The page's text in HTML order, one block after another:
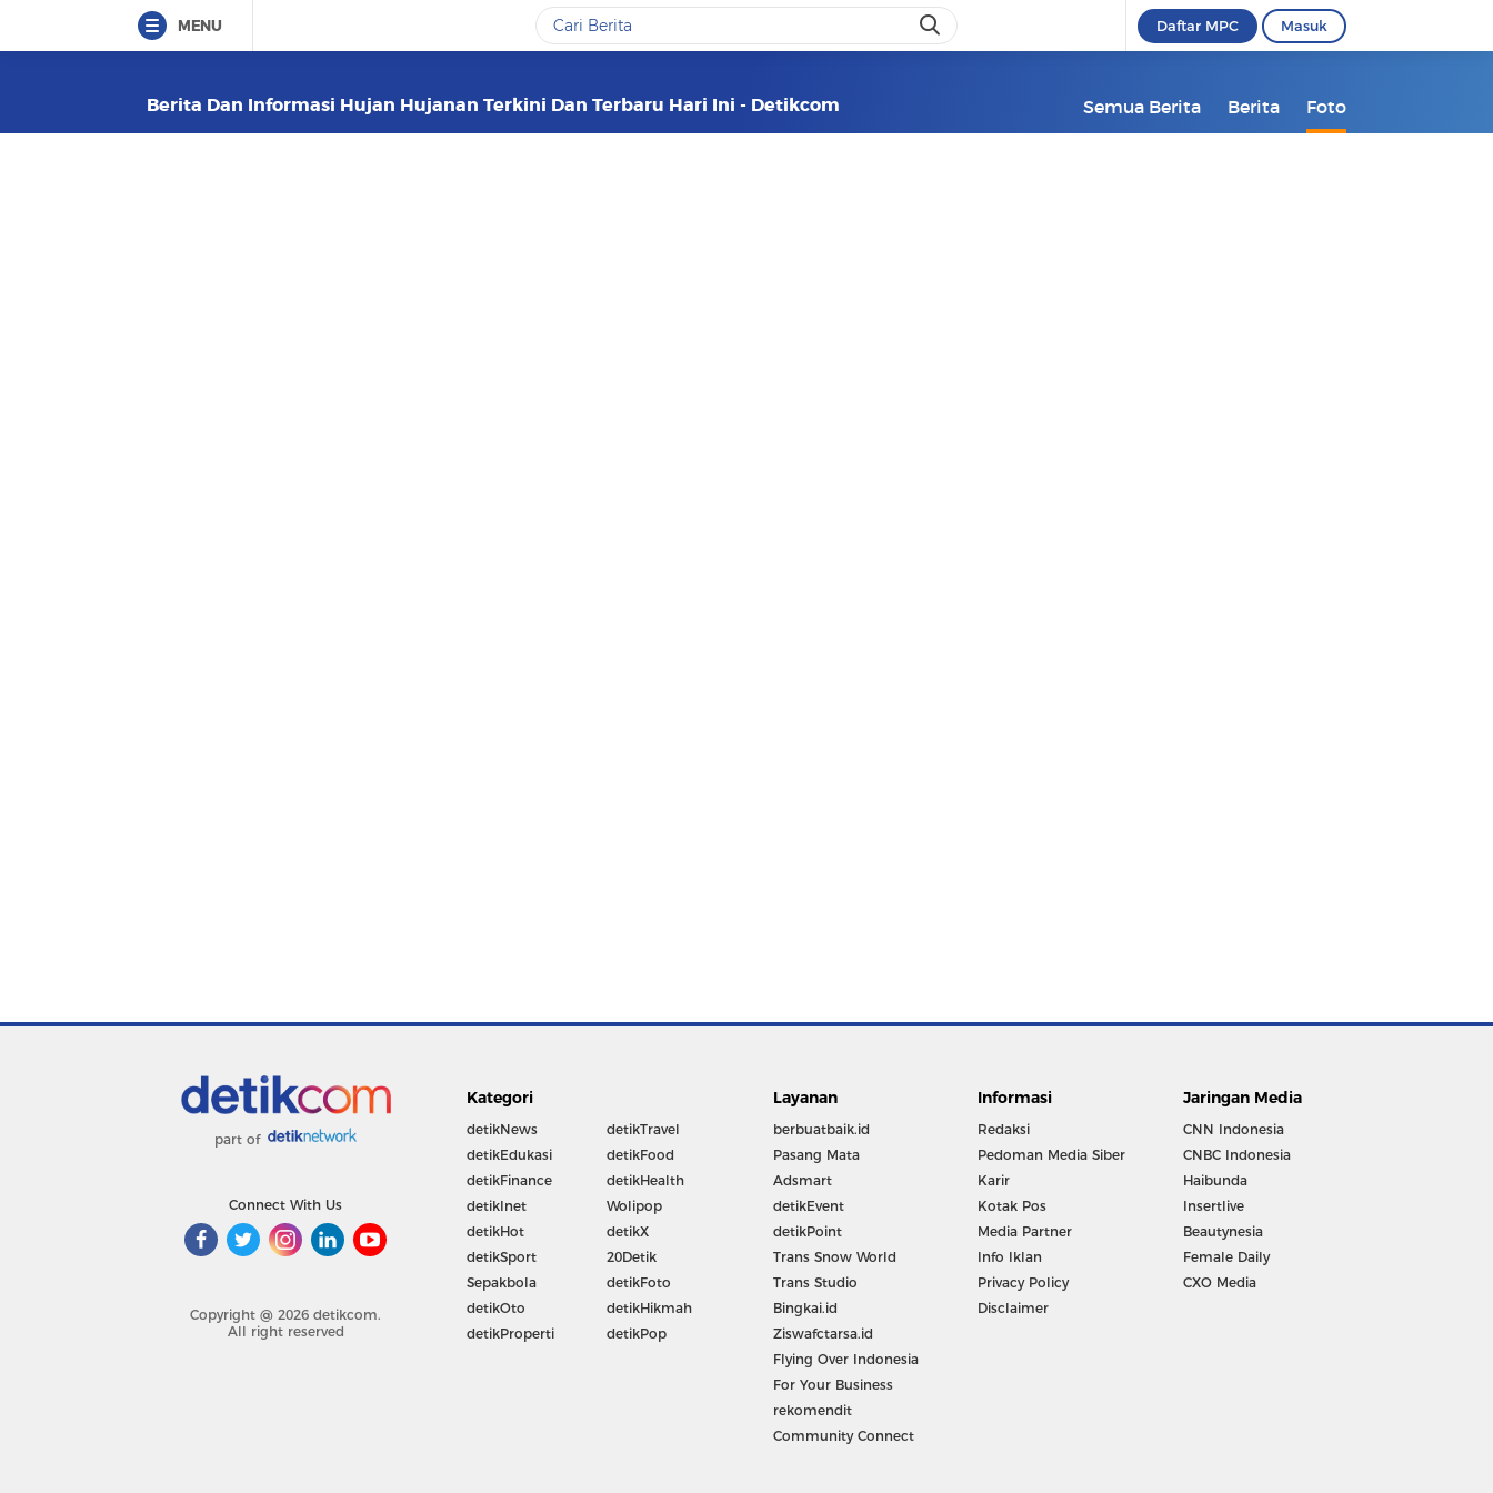
MENU Daftar MPC Masuk
Berita Dan Informasi Hujan Hujanan Terkini Dan Terbaru Hari Ini - Detikcom Semua Berita Berita Foto
part of
Connect With Us
Copyright @ 2026 detikcom.
All right reserved
Kategori
detikNews
detikEdukasi
detikFinance
detikInet
detikHot
detikSport
Sepakbola
detikOto
detikProperti
detikTravel
detikFood
detikHealth
Wolipop
detikX
20Detik
detikFoto
detikHikmah
detikPop
Layanan
berbuatbaik.id
Pasang Mata
Adsmart
detikEvent
detikPoint
Trans Snow World
Trans Studio
Bingkai.id
Ziswafctarsa.id
Flying Over Indonesia
For Your Business
rekomendit
Community Connect
Informasi
Redaksi
Pedoman Media Siber
Karir
Kotak Pos
Media Partner
Info Iklan
Privacy Policy
Disclaimer
Jaringan Media
CNN Indonesia
CNBC Indonesia
Haibunda
Insertlive
Beautynesia
Female Daily
CXO Media